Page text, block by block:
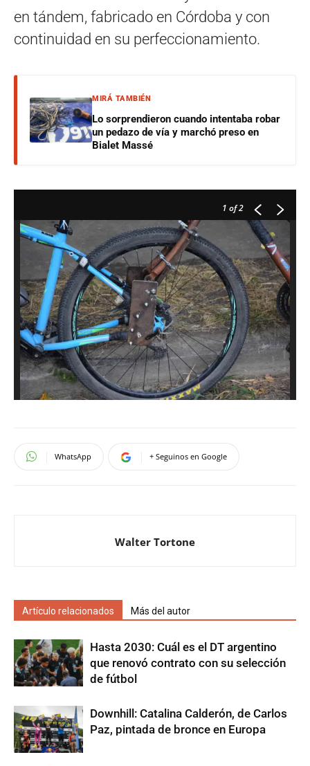
en tándem, fabricado en Córdoba y con
continuidad en su perfeccionamiento.
MIRÁ TAMBIÉN
Lo sorprendieron cuando intentaba robar
un pedazo de vía y marchó preso en
Bialet Massé
1 of 2
WhatsApp + Seguinos en Google
Walter Tortone
Artículo relacionados Más del autor
Hasta 2030: Cuál es el DT argentino
que renovó contrato con su selección
de fútbol
Downhill: Catalina Calderón, de Carlos
Paz, pintada de bronce en Europa